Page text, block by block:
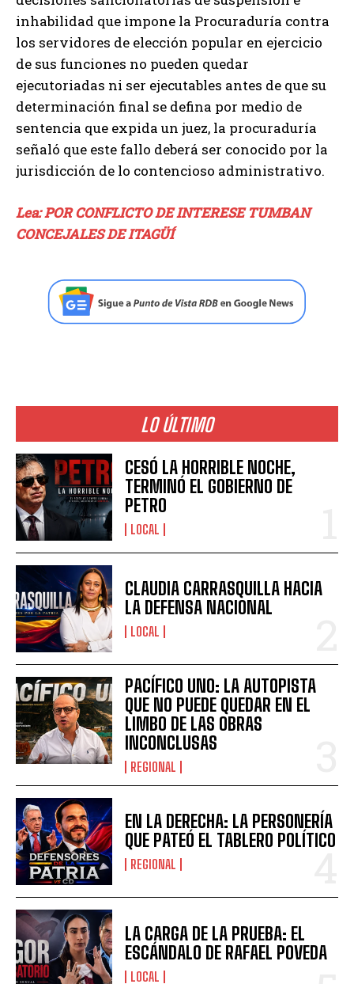
inhabilidad que impone la Procuraduría contra
los servidores de elección popular en ejercicio
de sus funciones no pueden quedar
ejecutoriadas ni ser ejecutables antes de que su
determinación final se defina por medio de
sentencia que expida un juez, la procuraduría
señaló que este fallo deberá ser conocido por la
jurisdicción de lo contencioso administrativo.
Lea: POR CONFLICTO DE INTERESE TUMBAN
CONCEJALES DE ITAGÜÍ
LO ÚLTIMO
CESÓ LA HORRIBLE NOCHE,
TERMINÓ EL GOBIERNO DE
PETRO
LOCAL
CLAUDIA CARRASQUILLA HACIA
LA DEFENSA NACIONAL
LOCAL
PACÍFICO UNO: LA AUTOPISTA
QUE NO PUEDE QUEDAR EN EL
LIMBO DE LAS OBRAS
INCONCLUSAS
REGIONAL
EN LA DERECHA: LA PERSONERÍA
QUE PATEÓ EL TABLERO POLÍTICO
REGIONAL
LA CARGA DE LA PRUEBA: EL
ESCÁNDALO DE RAFAEL POVEDA
LOCAL